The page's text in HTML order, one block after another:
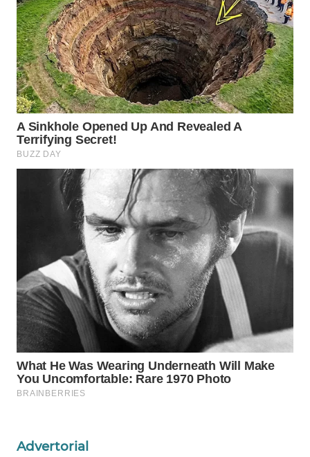
Advertorial
WN
SEMARANG
WN
SOLO
WN
BOROBUDUR
WN
MADURA
NATUNA
WN
BINTAN
WN
MANDALIKA